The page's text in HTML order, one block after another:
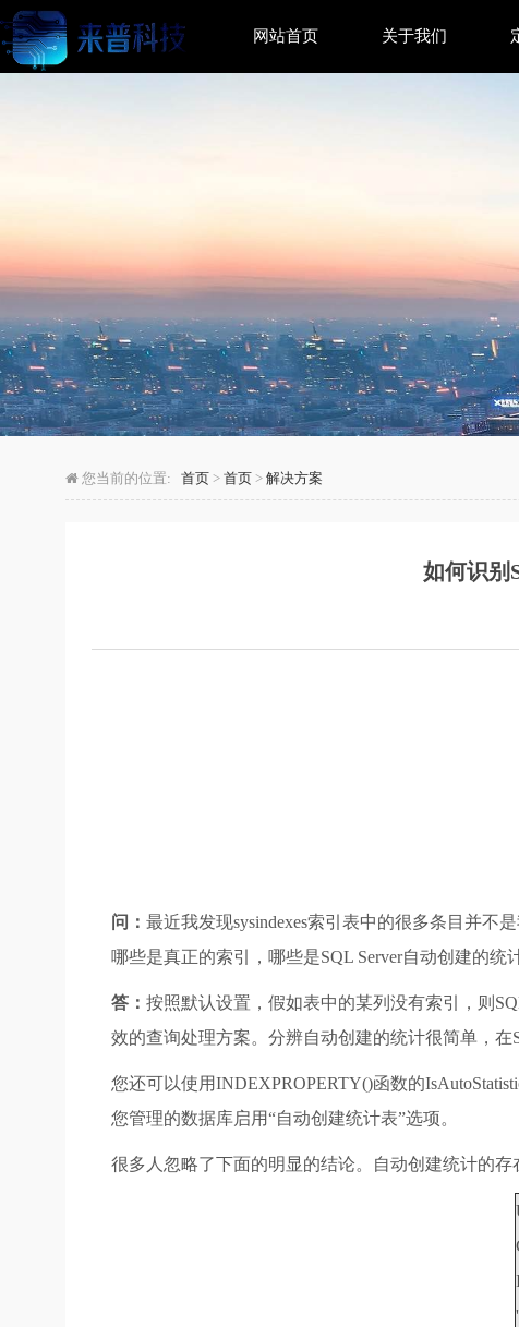
如何识别SQL Server自
网站首页 关于我们
您当前的位置: 首页 > 首页 > 解决方案
如何识别
问： 最近我发现sysindexes索引表中的很多条目并不
哪些是真正的索引，哪些是SQL Server自动创建的统
答： 按照默认设置，假如表中的某列没有索引，则
效的查询处理方案。分辨自动创建的统计很简单，在
您还可以使用INDEXPROPERTY()函数的
您管理的数据库启用“自动创建统计表”选项。
很多人忽略了下面的明显的结论。自动创建统计的